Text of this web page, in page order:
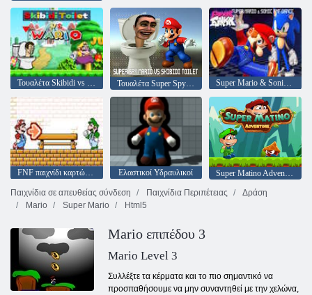
Τουαλέτα Skibidi vs Wario Τουαλέτα Super Spy Mario VS Skibidi Super Mario & Sonic FNF Dance
FNF παιχνίδι καρτών Blues Ελαστικοί Υδραυλικοί
Super Matino Adventure
Παιχνίδια σε απευθείας σύνδεση
Παιχνίδια Περιπέτειας
Δράση
Mario
Super Mario Html5
Mario επιπέδου 3
Mario Level 3
Συλλέξτε τα κέρματα και το πιο σημαντικό να
προσπαθήσουμε να μην συναντηθεί με την χελώνα,